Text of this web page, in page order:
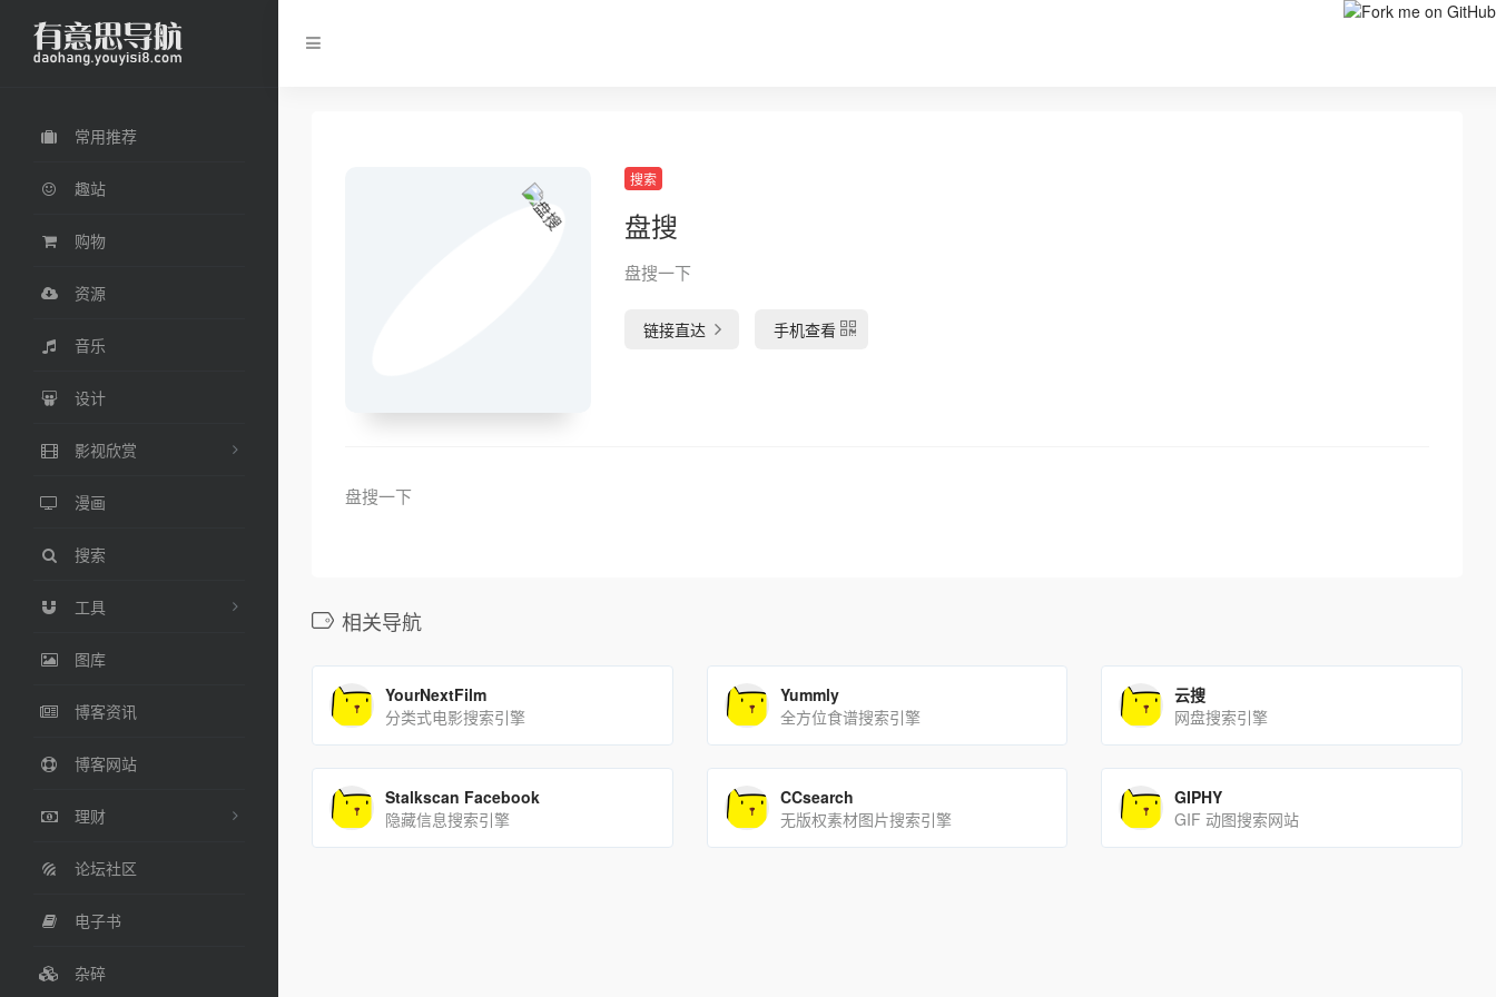
常用推荐
趣站
购物
资源
音乐
设计
影视欣赏
漫画
搜索
工具
图库
博客资讯
博客网站
理财
论坛社区
电子书
杂碎
搜索
盘搜
盘搜一下
链接直达 手机查看
盘搜一下
相关导航
YourNextFilm
分类式电影搜索引擎
Yummly
全方位食谱搜索引擎
云搜
网盘搜索引擎
Stalkscan Facebook
隐藏信息搜索引擎
CCsearch
无版权素材图片搜索引擎
GIPHY
GIF 动图搜索网站